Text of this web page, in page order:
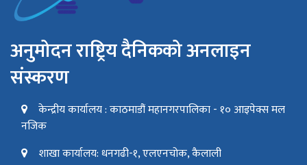
अनुमोदन राष्ट्रिय दैनिकको अनलाइन
संस्करण
केन्द्रीय कार्यालय : काठमाडौं महानगरपालिका - १० आइपेक्स मल
नजिक
शाखा कार्यालय: धनगढी-१, एलएनचोक, कैलाली